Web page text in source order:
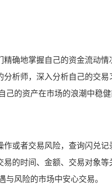
确地掌握自己的资金流动
析师，深入分析自己的交
的资产在市场的浪潮中稳健
或者交易风险，查询闪兑
的时间、金额、交易对象
风险的市场中安心交易。